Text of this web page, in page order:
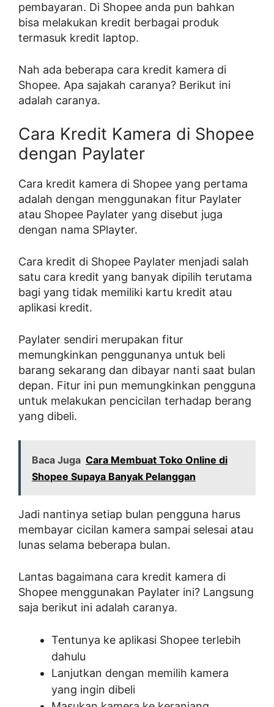
pembayaran. Di Shopee anda pun bahkan
bisa melakukan kredit berbagai produk
termasuk kredit laptop.
Nah ada beberapa cara kredit kamera di
Shopee. Apa sajakah caranya? Berikut ini
adalah caranya.
Cara Kredit Kamera di Shopee
dengan Paylater
Cara kredit kamera di Shopee yang pertama
adalah dengan menggunakan fitur Paylater
atau Shopee Paylater yang disebut juga
dengan nama SPlayter.
Cara kredit di Shopee Paylater menjadi salah
satu cara kredit yang banyak dipilih terutama
bagi yang tidak memiliki kartu kredit atau
aplikasi kredit.
Paylater sendiri merupakan fitur
memungkinkan penggunanya untuk beli
barang sekarang dan dibayar nanti saat bulan
depan. Fitur ini pun memungkinkan pengguna
untuk melakukan pencicilan terhadap berang
yang dibeli.
Baca Juga Cara Membuat Toko Online di
Shopee Supaya Banyak Pelanggan
Jadi nantinya setiap bulan pengguna harus
membayar cicilan kamera sampai selesai atau
lunas selama beberapa bulan.
Lantas bagaimana cara kredit kamera di
Shopee menggunakan Paylater ini? Langsung
saja berikut ini adalah caranya.
Tentunya ke aplikasi Shopee terlebih
dahulu
Lanjutkan dengan memilih kamera
yang ingin dibeli